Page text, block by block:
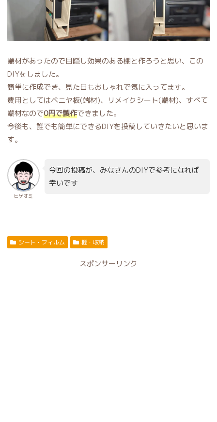
端材があったので目隠し効果のある棚と作ろうと思い、この
DIYをしました。
簡単に作成でき、見た目もおしゃれで気に入ってます。
費用としてはベニヤ板(端材)、リメイクシート(端材)、すべて
端材なので0円で製作できました。
今後も、誰でも簡単にできるDIYを投稿していきたいと思いま
す。
ヒゲオミ
今回の投稿が、みなさんのDIYで参考になれば
幸いです
シート・フィルム 棚・収納
スポンサーリンク